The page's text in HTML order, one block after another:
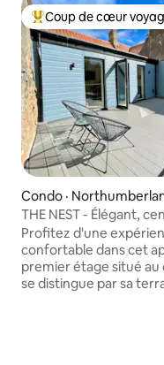
Coup de cœur
Coup de cœur
Condo ·
THE NEST - Élégant,
terrasse privée
Profitez d'une
confortable dans cet
premier étage situé
se distingue par sa